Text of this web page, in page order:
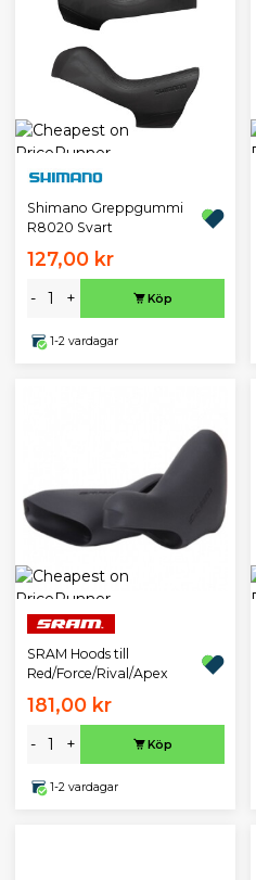
Shimano Greppgummi
R8020 Svart
127,00 kr
- + Köp
1-2 vardagar
SRAM Hoods till
Red/Force/Rival/Apex
181,00 kr
- + Köp
1-2 vardagar